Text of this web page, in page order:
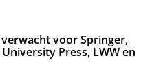
voor Springer,
Press, LWW en